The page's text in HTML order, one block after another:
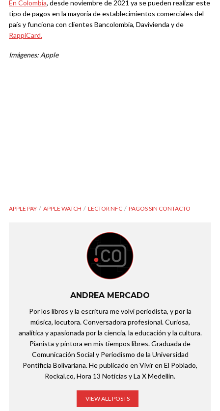
En Colombia, desde noviembre de 2021 ya se pueden realizar este
tipo de pagos en la mayoría de establecimientos comerciales del
país y funciona con clientes Bancolombia, Davivienda y de
RappiCard.
Imágenes: Apple
APPLE PAY APPLE WATCH LECTOR NFC PAGOS SIN CONTACTO
ANDREA MERCADO
Por los libros y la escritura me volví periodista, y por la
música, locutora. Conversadora profesional. Curiosa,
analítica y apasionada por la ciencia, la educación y la cultura.
Pianista y pintora en mis tiempos libres. Graduada de
Comunicación Social y Periodismo de la Universidad
Pontificia Bolivariana. He publicado en Vivir en El Poblado,
Rockal.co, Hora 13 Noticias y La X Medellín.
VIEW ALL POSTS